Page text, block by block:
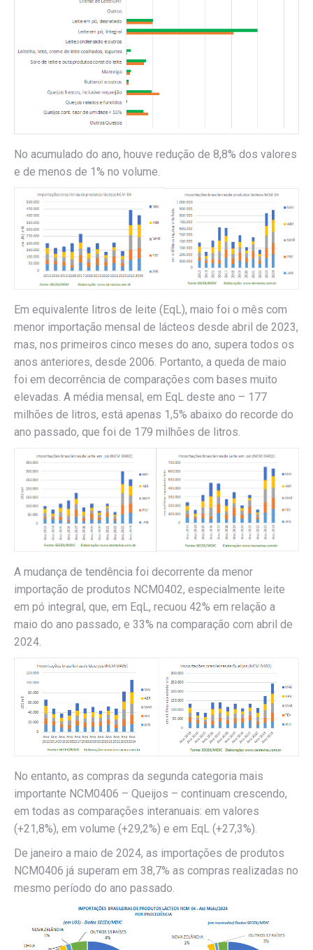
No acumulado do ano, houve redução de 8,8% dos valores
e de menos de 1% no volume.
Em equivalente litros de leite (EqL), maio foi o mês com
menor importação mensal de lácteos desde abril de 2023,
mas, nos primeiros cinco meses do ano, supera todos os
anos anteriores, desde 2006. Portanto, a queda de maio
foi em decorrência de comparações com bases muito
elevadas. A média mensal, em EqL deste ano – 177
milhões de litros, está apenas 1,5% abaixo do recorde do
ano passado, que foi de 179 milhões de litros.
A mudança de tendência foi decorrente da menor
importação de produtos NCM0402, especialmente leite
em pó integral, que, em EqL, recuou 42% em relação a
maio do ano passado, e 33% na comparação com abril de
2024.
No entanto, as compras da segunda categoria mais
importante NCM0406 – Queijos – continuam crescendo,
em todas as comparações interanuais: em valores
(+21,8%), em volume (+29,2%) e em EqL (+27,3%).
De janeiro a maio de 2024, as importações de produtos
NCM0406 já superam em 38,7% as compras realizadas no
mesmo período do ano passado.